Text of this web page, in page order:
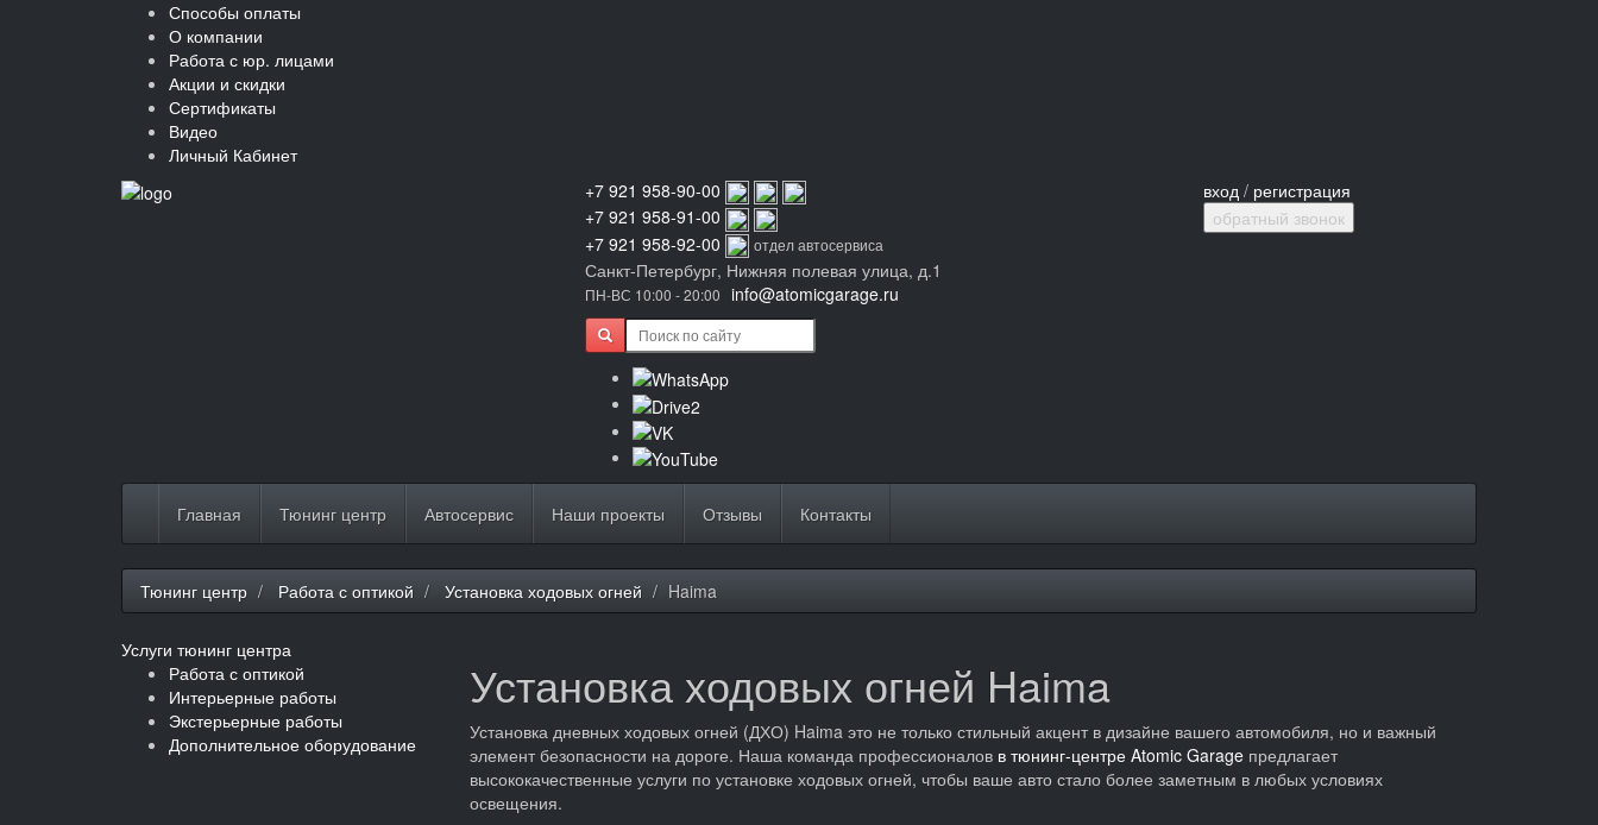
Способы оплаты
О компании
Работа с юр. лицами
Акции и скидки
Сертификаты
Видео
Личный Кабинет
+7 921 958-90-00
+7 921 958-91-00
+7 921 958-92-00
отдел автосервиса
Санкт-Петербург, Нижняя полевая улица, д.1
ПН-ВС 10:00 - 20:00 info@atomicgarage.ru
вход/ регистрация
обратный звонок
Главная Тюнинг центр Автосервис Наши проекты Отзывы Контакты
Тюнинг центр Работа с оптикой Установка ходовых огней Haima
Услуги тюнинг центра
Работа с оптикой
Интерьерные работы
Экстерьерные работы
Дополнительное оборудование
Установка ходовых огней Haima
Установка дневных ходовых огней (ДХО) Haima это не только стильный акцент в дизайне вашего автомобиля, но и важный
элемент безопасности на дороге. Наша команда профессионалов в тюнинг-центре Atomic Garageпредлагает
высококачественные услуги по установке ходовых огней, чтобы ваше авто стало более заметным в любых условиях
освещения.